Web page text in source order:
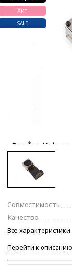
Хит
SALE
Совместимость
Качество
Все характеристики
Перейти к описанию